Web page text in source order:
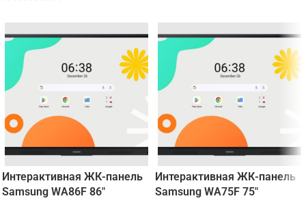
Интерактивная ЖК-панель
Samsung WA86F 86"
Интерактивная ЖК-панель
Samsung WA75F 75"